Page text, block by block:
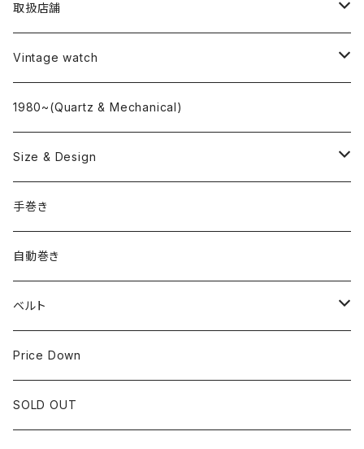
取扱店舗
L o'clock
"delve"
Vintage watch
海外ブランド
OMEGA
ROLEX
国産ブランド
SEIKO
CITIZEN
1980~(Quartz & Mechanical)
Size & Design
~24.9mm
25mm~29.9mm
30mm~34.9mm
35mm~39.9mm
40mm~
手巻き
自動巻き
ベルト
HIRSCHベルト
SSブレスレット
Price Down
SOLD OUT